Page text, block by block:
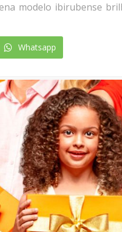
modelo ibirubense
Whatsapp